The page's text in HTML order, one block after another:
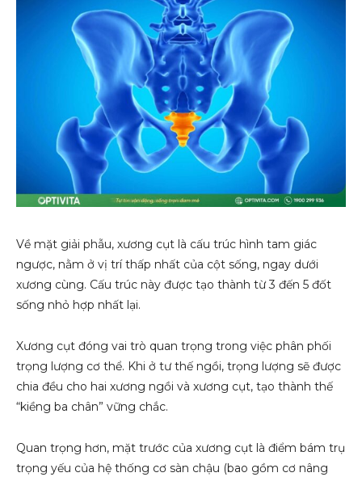
Về mặt giải phẫu, xương cụt là cấu trúc hình tam giác
ngược, nằm ở vị trí thấp nhất của cột sống, ngay dưới
xương cùng. Cấu trúc này được tạo thành từ 3 đến 5 đốt
sống nhỏ hợp nhất lại.
Xương cụt đóng vai trò quan trọng trong việc phân phối
trọng lượng cơ thể. Khi ở tư thế ngồi, trọng lượng sẽ được
chia đều cho hai xương ngồi và xương cụt, tạo thành thế
“kiềng ba chân” vững chắc.
Quan trọng hơn, mặt trước của xương cụt là điểm bám trụ
trọng yếu của hệ thống cơ sàn chậu (bao gồm cơ nâng